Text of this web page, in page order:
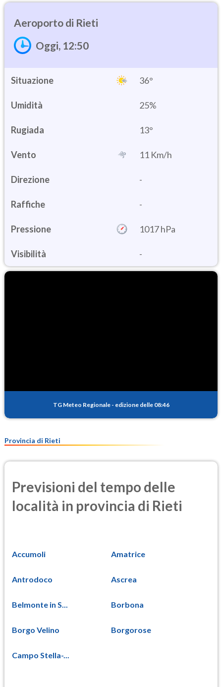
Rieti
Oggi, 12:50
Situazione 36°
Umidità 25%
13°
Vento 11 Km/h
Direzione -
Raffiche -
Pressione 1017 hPa
Visibilità -
TG Meteo Regionale - edizione delle 08:46
Provincia di Rieti
Previsioni del tempo delle
località in provincia di Rieti
Accumoli Amatrice
Antrodoco Ascrea
Belmonte in S... Borbona
Borgo Velino Borgorose
Campo Stella-...